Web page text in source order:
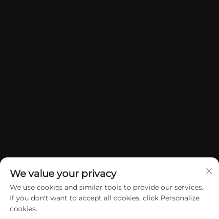
Copyright © 2026 China Dongguan Yuan Jie Gifts & Crafts Co., Ltd.
We value your privacy
We use cookies and similar tools to provide our services.
If you don't want to accept all cookies, click Personalize
cookies.